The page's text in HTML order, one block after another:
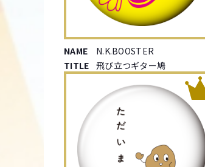
NAME
N.K.BOOSTER
TITLE 飛び立つギター鳩